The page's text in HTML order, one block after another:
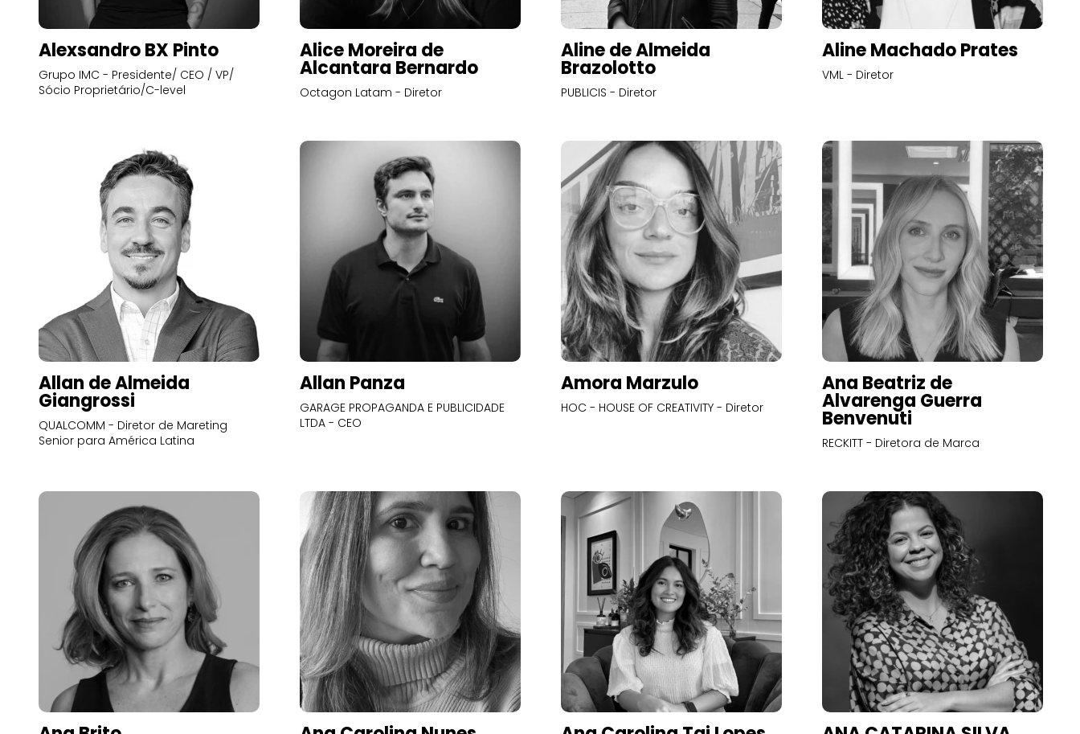
Alexsandro BX Pinto
Grupo IMC - Presidente/ CEO / VP/
Sócio Proprietário/C-level
Alice Moreira de
Alcantara Bernardo
Octagon Latam - Diretor
Aline de Almeida
Brazolotto
PUBLICIS - Diretor
Aline Machado Prates
VML - Diretor
Allan de Almeida
Giangrossi
QUALCOMM - Diretor de Mareting
Senior para América Latina
Allan Panza
GARAGE PROPAGANDA E PUBLICIDADE
LTDA - CEO
Amora Marzulo
HOC - HOUSE OF CREATIVITY - Diretor
Ana Beatriz de
Alvarenga Guerra
Benvenuti
RECKITT - Diretora de Marca